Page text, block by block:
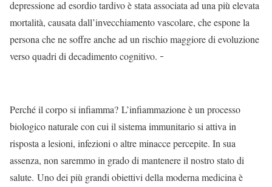
depressione ad esordio tardivo è stata associata ad una più elevata
mortalità, causata dall’invecchiamento vascolare, che espone la
persona che ne soffre anche ad un rischio maggiore di evoluzione
verso quadri di decadimento cognitivo.
Perché il corpo si infiamma? L’infiammazione è un processo
biologico naturale con cui il sistema immunitario si attiva in
risposta a lesioni, infezioni o altre minacce percepite. In sua
assenza, non saremmo in grado di mantenere il nostro stato di
salute. Uno dei più grandi obiettivi della moderna medicina è